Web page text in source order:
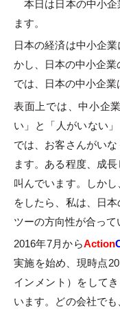
本日は日本の中小企
ます。
日本の経済は中小企
かし、日本の中小企業
では、日本の中小企業
表面上では、中小企
い」と「人がいない
では、お客さんがい
ます。ある程度、成
叫んでいます。しか
をしたら、私は、日
ツーの方向性が合って
2016年7月からAction
実施を始め、現時点
インメント）をして
います。どの会社で